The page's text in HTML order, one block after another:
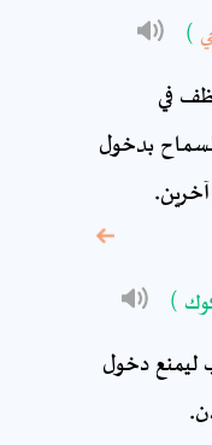
)
في
بدخول
)
دخول
* sign, it
required